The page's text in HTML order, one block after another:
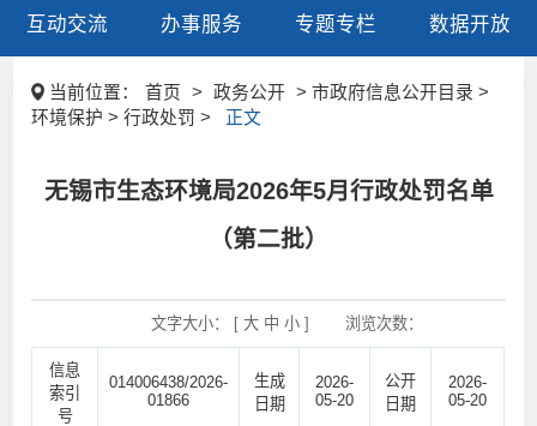
互动交流 办事服务 专题专栏 数据开放
当前位置： 首页 > 政务公开
> 市政府信息公开目录 >
环境保护 > 行政处罚 >
正文
无锡市生态环境局2026年5月行政处罚名单
（第二批）
文字大小： [ 大 中 小] 浏览次数：
信息
索引
号
014006438/2026-
01866
生成
日期
2026-
05-20
公开
日期
2026-
05-20